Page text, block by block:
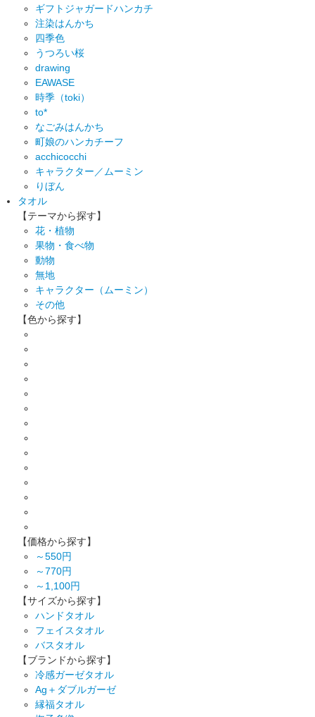
ギフトジャガードハンカチ
注染はんかち
四季色
うつろい桜
drawing
EAWASE
時季（toki）
to*
なごみはんかち
町娘のハンカチーフ
acchicocchi
キャラクター／ムーミン
りぼん
タオル
【テーマから探す】
花・植物
果物・食べ物
動物
無地
キャラクター（ムーミン）
その他
【色から探す】
【価格から探す】
～550円
～770円
～1,100円
【サイズから探す】
ハンドタオル
フェイスタオル
バスタオル
【ブランドから探す】
冷感ガーゼタオル
Ag＋ダブルガーゼ
縁福タオル